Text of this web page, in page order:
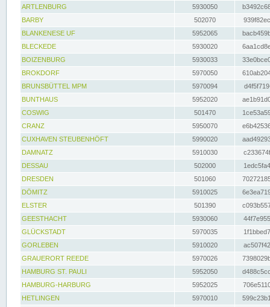
ARTLENBURG
5930050
BARBY
502070
BLANKENESE UF
5952065
BLECKEDE
5930020
BOIZENBURG
5930033
BROKDORF
5970050
BRUNSBÜTTEL MPM
5970094
BUNTHAUS
5952020
COSWIG
501470
CRANZ
5950070
CUXHAVEN STEUBENHÖFT
5990020
DAMNATZ
5910030
DESSAU
502000
DRESDEN
501060
DÖMITZ
5910025
ELSTER
501390
GEESTHACHT
5930060
GLÜCKSTADT
5970035
GORLEBEN
5910020
GRAUERORT REEDE
5970026
HAMBURG ST. PAULI
5952050
HAMBURG-HARBURG
5952025
HETLINGEN
5970010